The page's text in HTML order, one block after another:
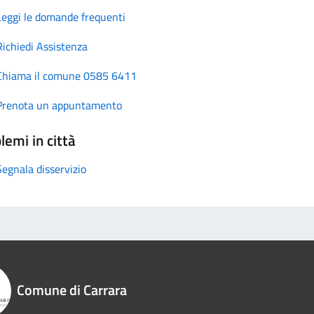
le domande frequenti
Assistenza
il comune 0585 6411
un appuntamento
in città
disservizio
Comune di Carrara